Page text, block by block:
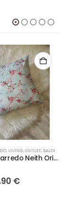
, LIVING,OUTLET,SALDI
Cuscino d arredo Neith Origami
€Il